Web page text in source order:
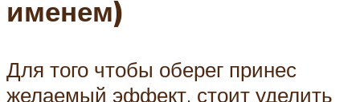
именем)
Для того чтобы оберег принес
желаемый эффект, стоит уделить